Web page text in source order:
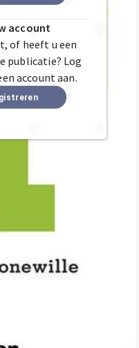
account
of heeft u een
publicatie? Log
account aan.